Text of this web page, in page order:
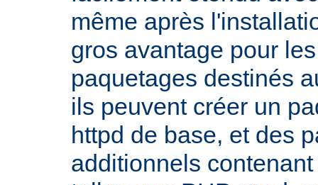
même après
gros avantage pour
paquetages destinés
ils peuvent créer un
httpd de base, et des
additionnels